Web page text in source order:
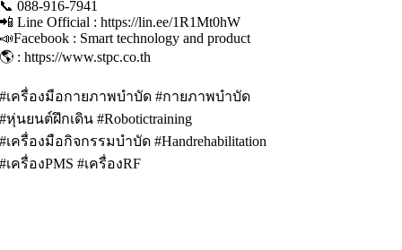
📞 088-916-7941
📲 Line Official : https://lin.ee/1R1Mt0hW
📣Facebook : Smart technology and product
🌎 : https://www.stpc.co.th
#เครื่องมือกายภาพบำบัด #กายภาพบำบัด
#หุ่นยนต์ฝึกเดิน #Robotictraining
#เครื่องมือกิจกรรมบำบัด #Handrehabilitation
#เครื่องPMS #เครื่องRF